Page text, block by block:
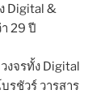
Digital &
29 ปี
จรทั้ง Digital
รชัวร์ วารสาร